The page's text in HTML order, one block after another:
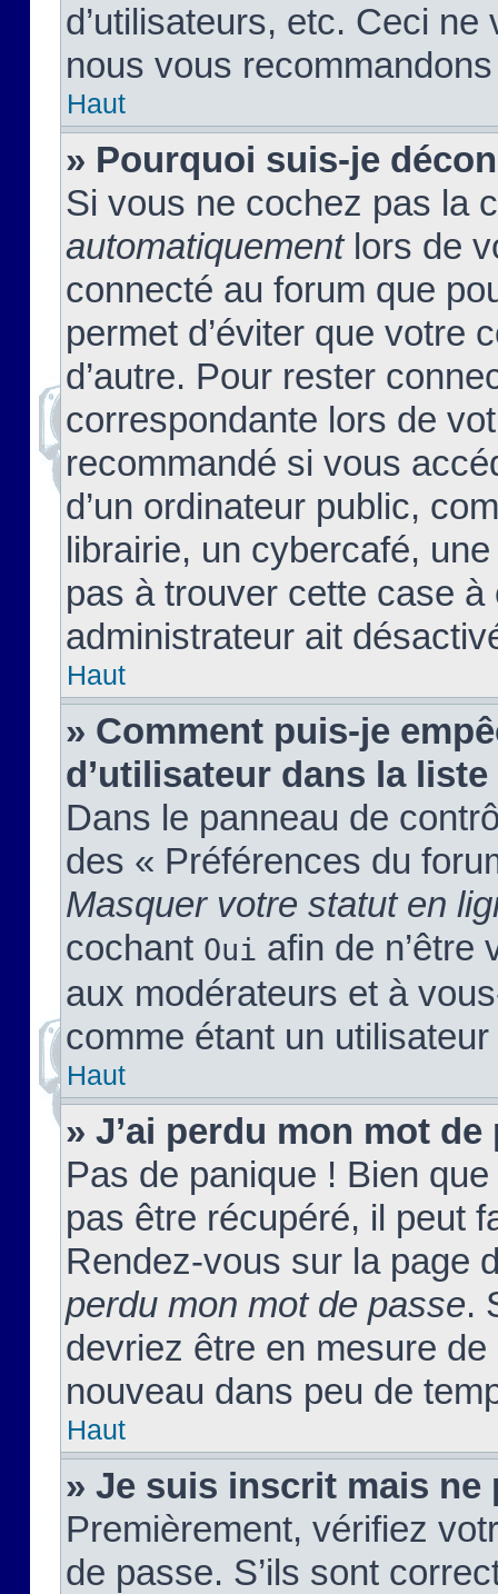
d’utilisateurs, etc. Ceci
nous vous
Haut
» Pourquoi suis-je
Si vous ne cochez pas la
automatiquementlors de
connecté au forum que
permet d’éviter que votre
d’autre. Pour rester
correspondante lors de
recommandé si vous
d’un ordinateur public,
librairie, un cybercafé,
pas à trouver cette case à
administrateur ait
Haut
» Comment puis-je
d’utilisateur dans la
Dans le panneau de
des « Préférences du
Masquer votre statut en
cochant Oui afin de n’être
aux modérateurs et à
comme étant un
Haut
» J’ai perdu mon mot de
Pas de panique ! Bien
pas être récupéré, il peut
Rendez-vous sur la page
perdu mon mot de passe.
devriez être en mesure
nouveau dans peu de
Haut
» Je suis inscrit mais ne
Premièrement, vérifiez
de passe. S’ils sont